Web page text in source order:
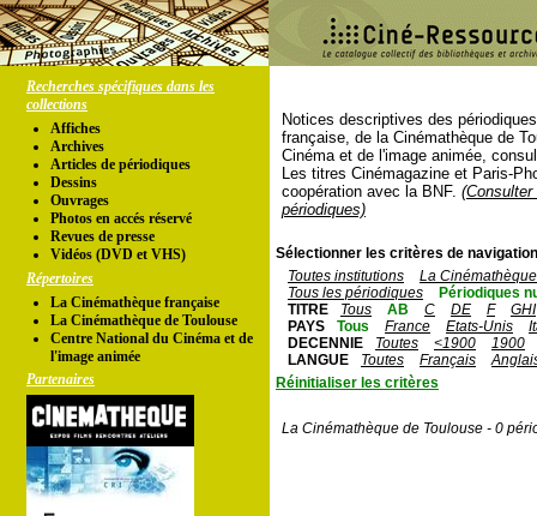
Recherches spécifiques dans les
collections
Affiches
Archives
Articles de périodiques
Dessins
Ouvrages
Photos en accés réservé
Revues de presse
Vidéos (DVD et VHS)
Répertoires
La Cinémathèque française
La Cinémathèque de Toulouse
Centre National du Cinéma et de
l'image animée
Partenaires
Notices descriptives des
française, de la Cinémathèque de
Cinéma et de l'image animée,
Les titres Cinémagazine et Paris-
coopération avec la BNF.
périodiques)
Sélectionner les critères de
Toutes institutions
La
Tous les périodiques
Périodiques
TITRE
Tous AB C DE F
GHI
PAYS
Tous France Etats-Unis
DECENNIE
Toutes <1900
1900
LANGUE
Toutes Français
Réinitialiser les critères
La Cinémathèque de Toulouse - 0